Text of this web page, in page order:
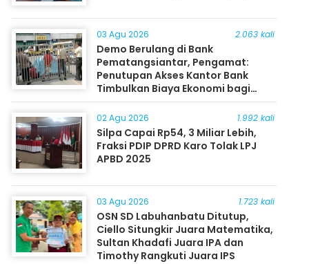
03 Agu 2026 2.063 kali
Demo Berulang di Bank
Pematangsiantar, Pengamat:
Penutupan Akses Kantor Bank
Timbulkan Biaya Ekonomi bagi
Masyarakat
02 Agu 2026 1.992 kali
Silpa Capai Rp54, 3 Miliar Lebih,
Fraksi PDIP DPRD Karo Tolak LPJ
APBD 2025
03 Agu 2026 1.723 kali
OSN SD Labuhanbatu Ditutup,
Ciello Situngkir Juara Matematika,
Sultan Khadafi Juara IPA dan
Timothy Rangkuti Juara IPS